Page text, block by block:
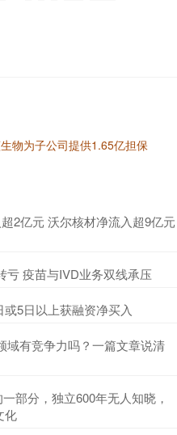
物为子公司提供1.65亿担保
2亿元 沃尔核材净流入超9亿元
亏 疫苗与IVD业务双线承压
5日以上获融资净买入
域有竞争力吗？一篇文章说清
部分，独立600年无人知晓，
化